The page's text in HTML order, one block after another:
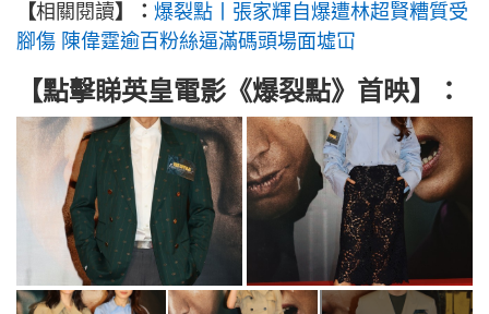
【相關閱讀】： 爆裂點丨張家輝自爆遭林超賢糟質受
腳傷 陳偉霆逾百粉絲逼滿碼頭場面墟冚
【點擊睇英皇電影《爆裂點》首映】：